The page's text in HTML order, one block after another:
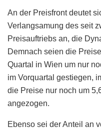
An der Preisfront deutet
Verlangsamung des seit
Preisauftriebs an, die
Demnach seien die
Quartal in Wien um nur
im Vorquartal gestiegen,
die Preise nur noch um
angezogen.
Ebenso sei der Anteil an